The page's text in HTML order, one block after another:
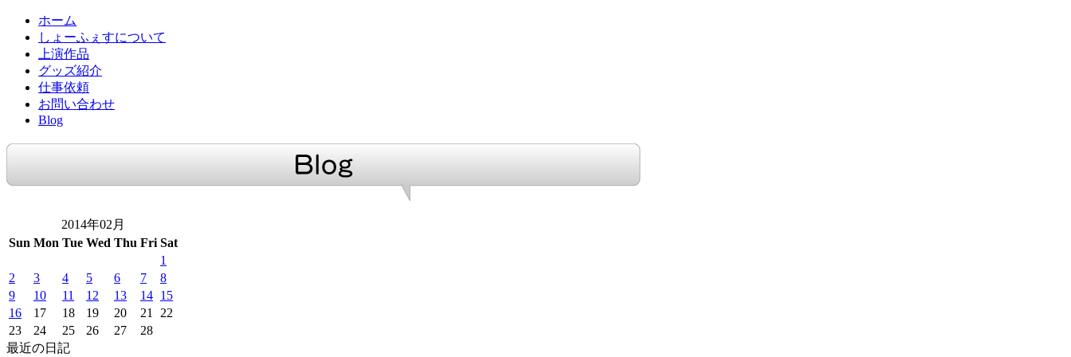
ホーム
しょーふぇすについて
上演作品
グッズ紹介
仕事依頼
お問い合わせ
Blog
2014年02月
Sun Mon Tue Wed Thu Fri Sat
1
2
3 4 5 6 7
8
9
10 11 12 13 14 15
16
17 18 19 20 21
22
23
24 25 26 27
28
最近の日記